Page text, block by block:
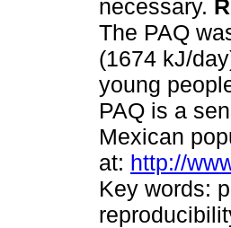
necessary.
The PAQ
(1674 kJ/
young
PAQ is a
Mexican
at: http://
Key words: